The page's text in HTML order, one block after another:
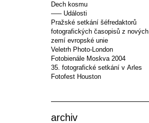
Dech kosmu
––– Události
Pražské setkání šéfredaktorů
fotografických časopisů z nových
zemí evropské unie
Veletrh Photo-London
Fotobienále Moskva 2004
35. fotografické setkání v Arles
Fotofest Houston
archiv